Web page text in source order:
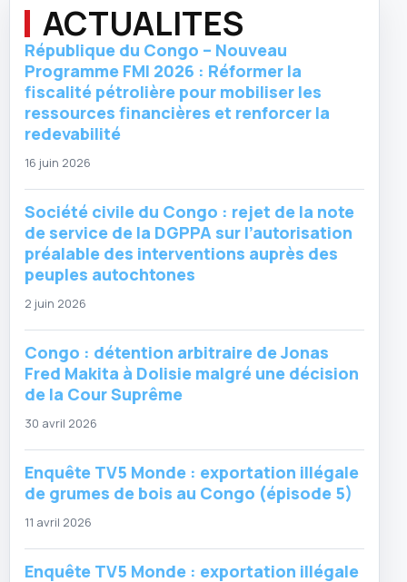
ACTUALITES
République du Congo – Nouveau
Programme FMI 2026 : Réformer la
fiscalité pétrolière pour mobiliser les
ressources financières et renforcer la
redevabilité
16 juin 2026
Société civile du Congo : rejet de la note
de service de la DGPPA sur l’autorisation
préalable des interventions auprès des
peuples autochtones
2 juin 2026
Congo : détention arbitraire de Jonas
Fred Makita à Dolisie malgré une décision
de la Cour Suprême
30 avril 2026
Enquête TV5 Monde : exportation illégale
de grumes de bois au Congo (épisode 5)
11 avril 2026
Enquête TV5 Monde : exportation illégale